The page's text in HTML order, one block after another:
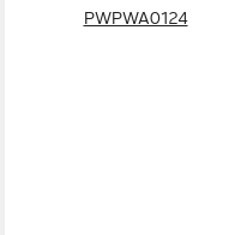
PWPWA0124